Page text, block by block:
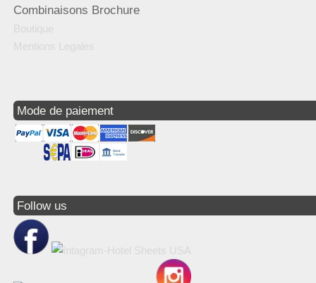
Combinaisons Brochure
Boutique
Mentions Legales
Mode de paiement
Follow us